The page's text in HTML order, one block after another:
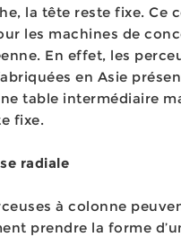
la tête reste fixe. Ce
les machines de
En effet, les
en Asie
table intermédiaire
fixe.
radiale
à colonne
prendre la forme